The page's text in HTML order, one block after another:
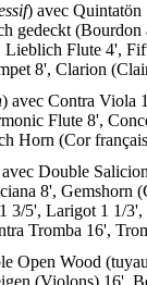
) avec
gedeckt
Lieblich Flute 4',
8', Clarion
) avec Contra Viola
Flute 8',
Horn (Cor
Double
8', Gemshorn
3/5', Larigot 1 1/
Tromba 16',
Open Wood
(Violons) 16',